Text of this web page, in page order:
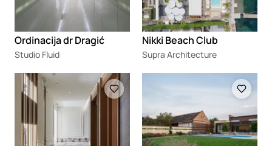
Ordinacija dr Dragić
Studio Fluid
Nikki Beach Club
Supra Architecture
Loading